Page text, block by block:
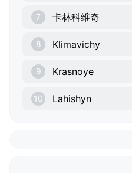
7 卡林科维奇
8 Klimavichy
9 Krasnoye
10 Lahishyn